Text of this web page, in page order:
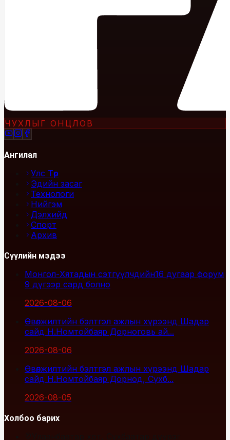
ЧУХЛЫГ ОНЦЛОВ
Ангилал
Улс Төр
Эдийн засаг
Технологи
Нийгэм
Дэлхийд
Спорт
Архив
Сүүлийн мэдээ
Монгол-Хятадын сэтгүүлчдийн16 дугаар форум
9 дүгээр сард болно
2026-08-06
Өвөлжилтийн бэлтгэл ажлын хүрээнд Шадар
сайд Н.Номтойбаяр Дорноговь ай...
2026-08-06
Өвөлжилтийн бэлтгэл ажлын хүрээнд Шадар
сайд Н.Номтойбаяр Дорнод, Сүхб...
2026-08-05
Холбоо барих